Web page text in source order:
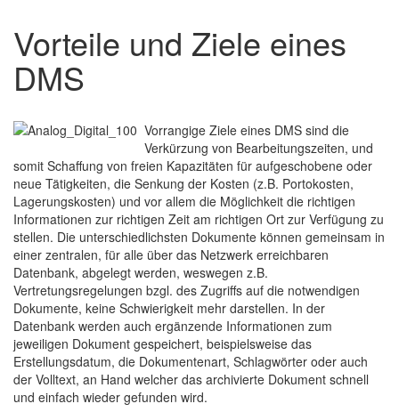
Vorteile und Ziele eines
DMS
Vorrangige Ziele eines DMS sind die
Verkürzung von Bearbeitungszeiten, und
somit Schaffung von freien Kapazitäten für aufgeschobene oder
neue Tätigkeiten, die Senkung der Kosten (z.B. Portokosten,
Lagerungskosten) und vor allem die Möglichkeit die richtigen
Informationen zur richtigen Zeit am richtigen Ort zur Verfügung zu
stellen. Die unterschiedlichsten Dokumente können gemeinsam in
einer zentralen, für alle über das Netzwerk erreichbaren
Datenbank, abgelegt werden, weswegen z.B.
Vertretungsregelungen bzgl. des Zugriffs auf die notwendigen
Dokumente, keine Schwierigkeit mehr darstellen. In der
Datenbank werden auch ergänzende Informationen zum
jeweiligen Dokument gespeichert, beispielsweise das
Erstellungsdatum, die Dokumentenart, Schlagwörter oder auch
der Volltext, an Hand welcher das archivierte Dokument schnell
und einfach wieder gefunden wird.